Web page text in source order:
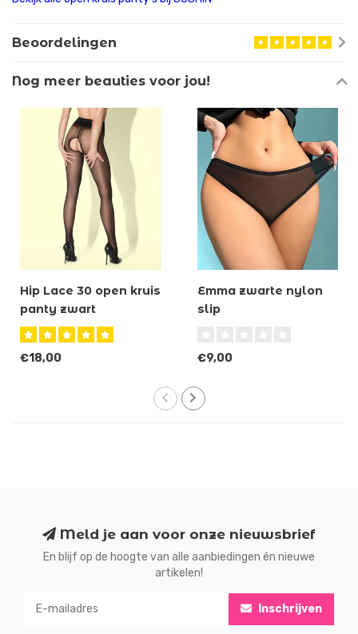
Beoordelingen
Nog meer beauties voor jou!
Hip Lace 30 open kruis
panty zwart
€18,00
Emma zwarte nylon
slip
€9,00
Meld je aan voor onze nieuwsbrief
En blijf op de hoogte van alle aanbiedingen én nieuwe
artikelen!
Inschrijven